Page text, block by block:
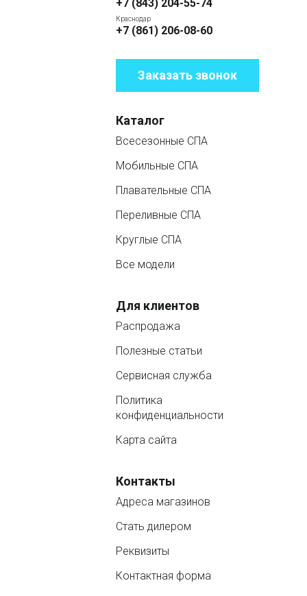
+7 (843) 204-55-74
Краснодар
+7 (861) 206-08-60
Заказать звонок
Каталог
Всесезонные СПА
Мобильные СПА
Плавательные СПА
Переливные СПА
Круглые СПА
Все модели
Для клиентов
Распродажа
Полезные статьи
Сервисная служба
Политика
конфиденциальности
Карта сайта
Контакты
Адреса магазинов
Стать дилером
Реквизиты
Контактная форма